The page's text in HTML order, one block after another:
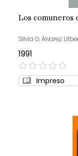
Los comuneros
Silvia G. Álvarez
1991
0%
Impreso